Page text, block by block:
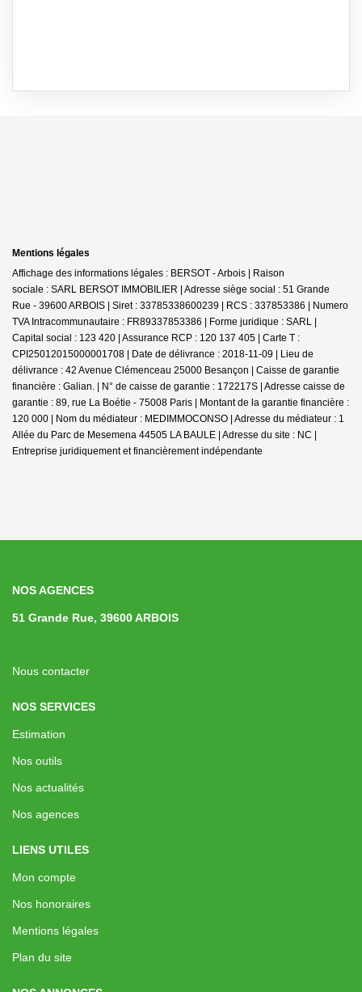
Mentions légales
Affichage des informations légales : BERSOT - Arbois | Raison
sociale : SARL BERSOT IMMOBILIER | Adresse siège social : 51 Grande
Rue - 39600 ARBOIS | Siret : 33785338600239 | RCS : 337853386 | Numero
TVA Intracommunautaire : FR89337853386 | Forme juridique : SARL |
Capital social : 123 420 | Assurance RCP : 120 137 405 | Carte T :
CPI25012015000001708 | Date de délivrance : 2018-11-09 | Lieu de
délivrance : 42 Avenue Clémenceau 25000 Besançon | Caisse de garantie
financière : Galian. | N° de caisse de garantie : 172217S | Adresse caisse de
garantie : 89, rue La Boétie - 75008 Paris | Montant de la garantie financière :
120 000 | Nom du médiateur : MEDIMMOCONSO | Adresse du médiateur : 1
Allée du Parc de Mesemena 44505 LA BAULE | Adresse du site : NC |
Entreprise juridiquement et financièrement indépendante
NOS AGENCES
51 Grande Rue, 39600 ARBOIS
Nous contacter
NOS SERVICES
Estimation
Nos outils
Nos actualités
Nos agences
LIENS UTILES
Mon compte
Nos honoraires
Mentions légales
Plan du site